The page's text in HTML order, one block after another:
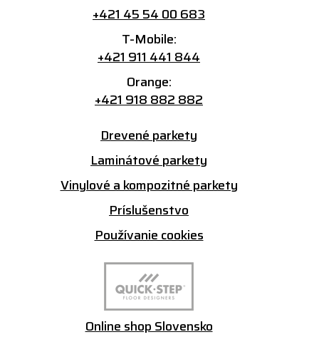
+421 45 54 00 683
T-Mobile:
+421 911 441 844
Orange:
+421 918 882 882
Drevené parkety
Laminátové parkety
Vinylové a kompozitné parkety
Príslušenstvo
Používanie cookies
Online shop Slovensko